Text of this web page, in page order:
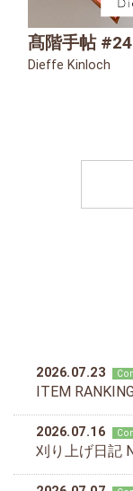
髙階手帖 #24
Dieffe Kinloch